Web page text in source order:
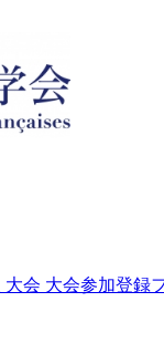
大会 大会参加登録